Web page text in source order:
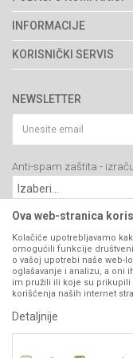
Agromarket doo
Adresa:
34000 Kragujevac,
PIB: 102135221
Matični broj: 07593252
INFORMACIJE
O nama
Prodavnice
Brendovi
Katalozi
Blog
Najčešća pitanja
KORISNIČKI SERVIS
Politika privatnosti
Kako kupiti
Isporuka
Click & Collect
Načini plaćanja
Plaćanje karticama
Web kredit Raiffeisen
Pravo na odustajanje
Reklamacije
Zamena artikala
NEWSLETTER
Anti-spam zaštita -
VIBER I SMS
PRATITE NAS
Ova web-stranica
Kolačiće upotrebljavamo
omogućili funkcije
o vašoj upotrebi naše web-
oglašavanje i analizu, a oni
im pružili ili koje su prikupili
korišćenja naših internet
Detaljnije